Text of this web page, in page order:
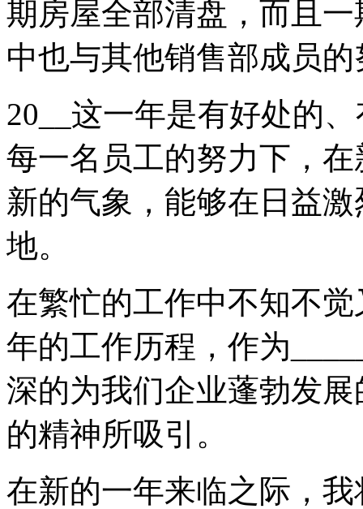
期房屋全部清盘，而且
中也与其他销售部成员
20__这一年是有好处的
每一名员工的努力下，
新的气象，能够在日益
地。
在繁忙的工作中不知不
年的工作历程，作为
深的为我们企业蓬勃发
的精神所吸引。
在新的一年来临之际，